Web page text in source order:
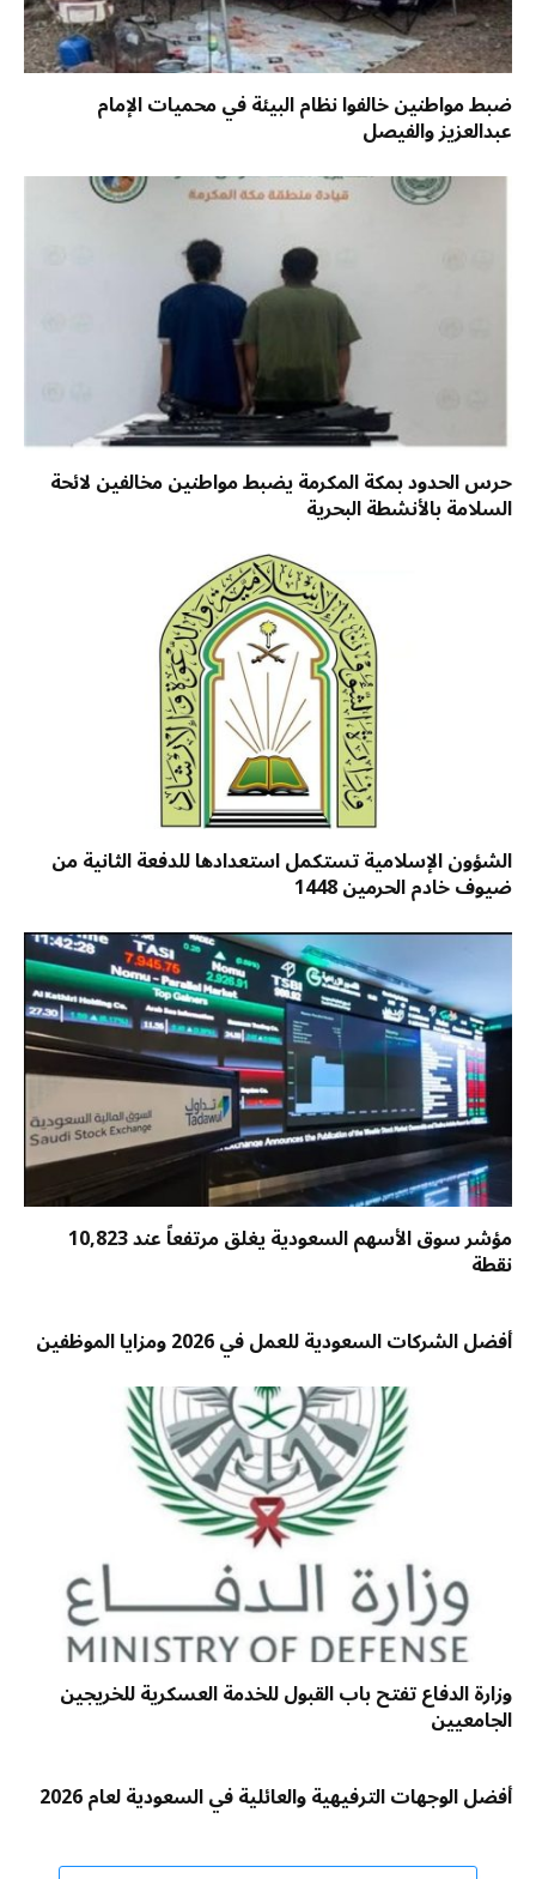
ضبط مواطنين خالفوا نظام البيئة في محميات الإمام
عبدالعزيز والفيصل
حرس الحدود بمكة المكرمة يضبط مواطنين مخالفين لائحة
السلامة بالأنشطة البحرية
الشؤون الإسلامية تستكمل استعدادها للدفعة الثانية من
ضيوف خادم الحرمين 1448
مؤشر سوق الأسهم السعودية يغلق مرتفعاً عند 10,823
نقطة
أفضل الشركات السعودية للعمل في 2026 ومزايا الموظفين
وزارة الدفاع تفتح باب القبول للخدمة العسكرية للخريجين
الجامعيين
أفضل الوجهات الترفيهية والعائلية في السعودية لعام 2026